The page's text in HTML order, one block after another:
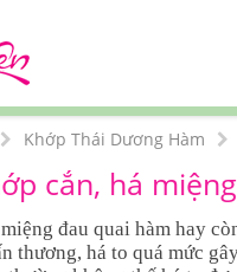
Khớp Thái Dương Hàm
cắn, há
đau quai hàm hay
thương, há to quá mức